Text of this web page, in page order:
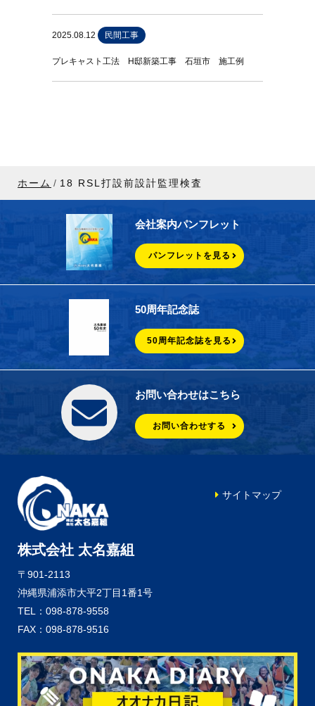
2025.08.12 民間工事
プレキャスト工法 H邸新築工事 石垣市 施工例
ホーム 18 RSL打設前設計監理検査
会社案内パンフレット
パンフレットを見る
50周年記念誌
50周年記念誌を見る
お問い合わせはこちら
お問い合わせする
株式会社 太名嘉組
〒901-2113
沖縄県浦添市大平2丁目1番1号
TEL：098-878-9558
FAX：098-878-9516
サイトマップ